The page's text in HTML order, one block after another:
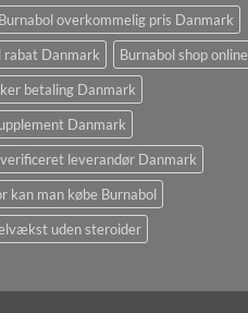
Burnabol overkommelig pris Danmark
rabat Danmark
Burnabol shop online
betaling Danmark
Danmark
leverandør Danmark
kan man købe Burnabol
uden steroider